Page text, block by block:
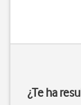
¿Te ha